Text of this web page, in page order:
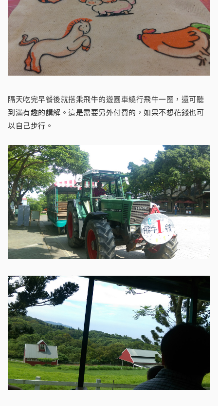
隔天吃完早餐後就搭乘飛牛的遊園車繞行飛牛一圈，還可聽
到滿有趣的講解。這是需要另外付費的，如果不想花錢也可
以自己步行。